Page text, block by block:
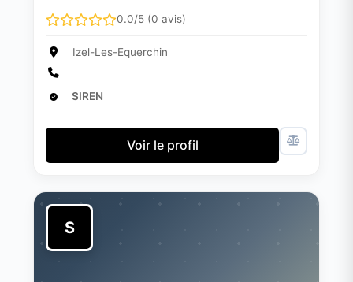
0.0/5 (0 avis)
Izel-Les-Equerchin
SIREN
Voir le profil
S